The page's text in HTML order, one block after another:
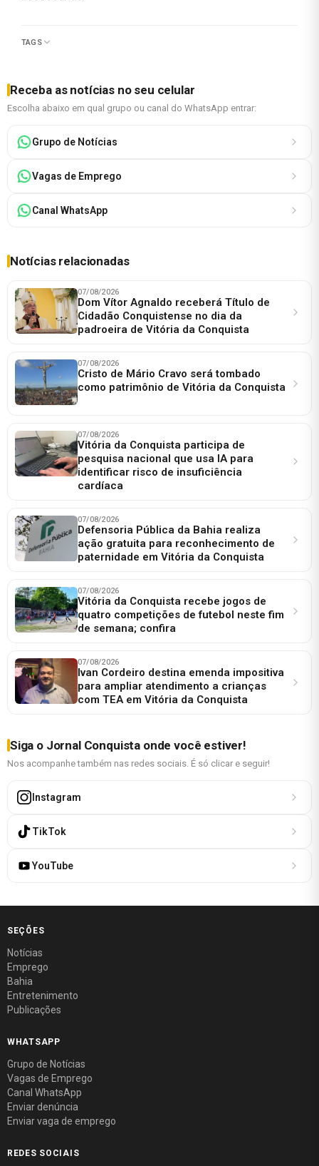
TAGS
Receba as notícias no seu celular
Escolha abaixo em qual grupo ou canal do WhatsApp entrar:
Grupo de Notícias
Vagas de Emprego
Canal WhatsApp
Notícias relacionadas
07/08/2026
Dom Vítor Agnaldo receberá Título de
Cidadão Conquistense no dia da
padroeira de Vitória da Conquista
07/08/2026
Cristo de Mário Cravo será tombado
como patrimônio de Vitória da Conquista
07/08/2026
Vitória da Conquista participa de
pesquisa nacional que usa IA para
identificar risco de insuficiência
cardíaca
07/08/2026
Defensoria Pública da Bahia realiza
ação gratuita para reconhecimento de
paternidade em Vitória da Conquista
07/08/2026
Vitória da Conquista recebe jogos de
quatro competições de futebol neste fim
de semana; confira
07/08/2026
Ivan Cordeiro destina emenda impositiva
para ampliar atendimento a crianças
com TEA em Vitória da Conquista
Siga o Jornal Conquista onde você estiver!
Nos acompanhe também nas redes sociais. É só clicar e seguir!
Instagram
TikTok
YouTube
SEÇÕES
Notícias
Emprego
Bahia
Entretenimento
Publicações
WHATSAPP
Grupo de Notícias
Vagas de Emprego
Canal WhatsApp
Enviar denúncia
Enviar vaga de emprego
REDES SOCIAIS